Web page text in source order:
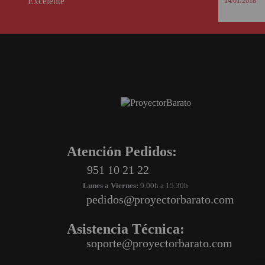
9.00h a 15.30h
Asistencia Técnica:
soporte@proyectorbarato.com
Atención Pedidos:
951 10 21 22
Lunes a Viernes: 9.00h a 15.30h
pedidos@proyectorbarato.com
Asistencia Técnica:
soporte@proyectorbarato.com